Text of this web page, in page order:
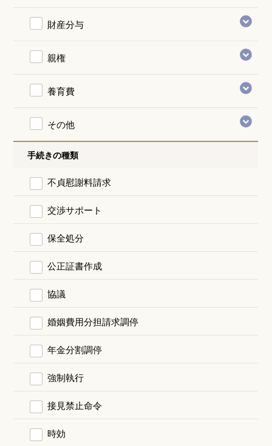
財産分与
親権
養育費
その他
手続きの種類
不貞慰謝料請求
交渉サポート
保全処分
公正証書作成
協議
婚姻費用分担請求調停
年金分割調停
強制執行
接見禁止命令
時効